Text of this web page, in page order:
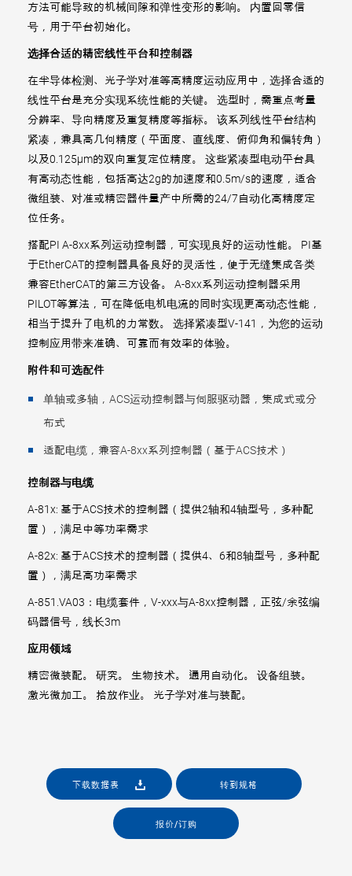
方法可能导致的机械间隙和弹性变形的影响。 内置回零信
号，用于平台初始化。
选择合适的精密线性平台和控制器
在半导体检测、光子学对准等高精度运动应用中，选择合适的
线性平台是充分实现系统性能的关键。 选型时，需重点考量
分辨率、导向精度及重复精度等指标。 该系列线性平台结构
紧凑，兼具高几何精度（平面度、直线度、俯仰角和偏转角）
以及0.125µm的双向重复定位精度。 这些紧凑型电动平台具
有高动态性能，包括高达2g的加速度和0.5m/s的速度，适合
微组装、对准或精密器件量产中所需的24/7自动化高精度定
位任务。
搭配PI A-8xx系列运动控制器，可实现良好的运动性能。 PI基
于EtherCAT的控制器具备良好的灵活性，便于无缝集成各类
兼容EtherCAT的第三方设备。 A-8xx系列运动控制器采用
PILOT等算法，可在降低电机电流的同时实现更高动态性能，
相当于提升了电机的力常数。 选择紧凑型V-141，为您的运动
控制应用带来准确、可靠而有效率的体验。
附件和可选配件
单轴或多轴，ACS运动控制器与伺服驱动器，集成式或分
布式
适配电缆，兼容A-8xx系列控制器（基于ACS技术）
控制器与电缆
A-81x: 基于ACS技术的控制器（提供2轴和4轴型号，多种配
置），满足中等功率需求
A-82x: 基于ACS技术的控制器（提供4、6和8轴型号，多种配
置），满足高功率需求
A-851.VA03：电缆套件，V-xxx与A-8xx控制器，正弦/余弦编
码器信号，线长3m
应用领域
精密微装配。 研究。 生物技术。 通用自动化。 设备组装。
激光微加工。 拾放作业。 光子学对准与装配。
下载数据表 转到规格
报价/订购